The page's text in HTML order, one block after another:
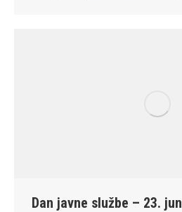
Dan javne službe – 23. jun